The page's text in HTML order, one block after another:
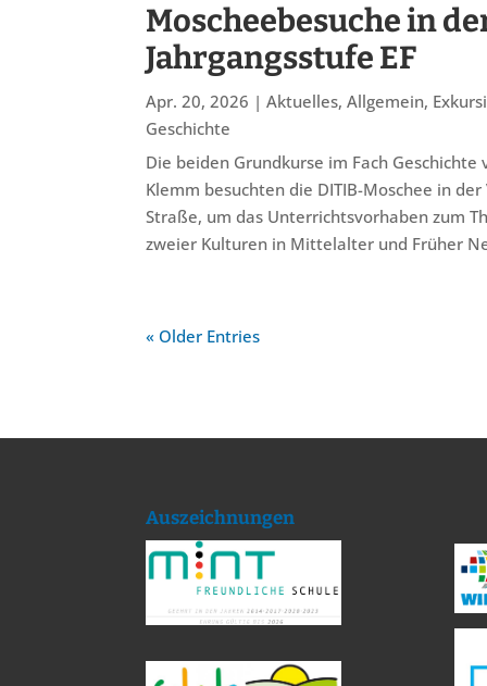
Moscheebesuche in
Jahrgangsstufe EF
Apr. 20, 2026 |Aktuelles,Allgemein,
Geschichte
Die beiden Grundkurse im Fach Geschichte
Klemm besuchten die DITIB-Moschee in
Straße, um das Unterrichtsvorhaben zum
zweier Kulturen in Mittelalter und Früher
« Older Entries
Auszeichnungen